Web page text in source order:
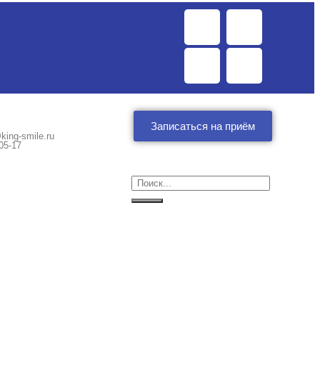
smile.ru
17
Записаться на приём